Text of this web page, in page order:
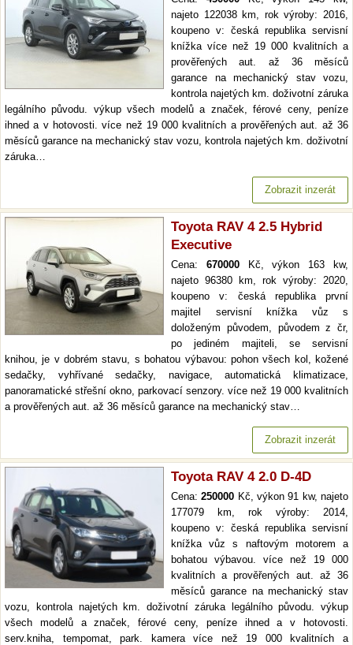
najeto 122038 km, rok výroby: 2016,
koupeno v: česká republika servisní
knížka více než 19 000 kvalitních a
prověřených aut. až 36 měsíců
garance na mechanický stav vozu,
kontrola najetých km. doživotní záruka
legálního původu. výkup všech modelů a značek, férové ceny, peníze
ihned a v hotovosti. více než 19 000 kvalitních a prověřených aut. až 36
měsíců garance na mechanický stav vozu, kontrola najetých km. doživotní
záruka…
Zobrazit inzerát
Toyota RAV 4 2.5 Hybrid
Executive
Cena: 670000Kč, výkon 163 kw,
najeto 96380 km, rok výroby: 2020,
koupeno v: česká republika první
majitel servisní knížka vůz s
doloženým původem, původem z čr,
po jediném majiteli, se servisní
knihou, je v dobrém stavu, s bohatou výbavou: pohon všech kol, kožené
sedačky, vyhřívané sedačky, navigace, automatická klimatizace,
panoramatické střešní okno, parkovací senzory. více než 19 000 kvalitních
a prověřených aut. až 36 měsíců garance na mechanický stav…
Zobrazit inzerát
Toyota RAV 4 2.0 D-4D
Cena:250000 Kč, výkon 91 kw, najeto
177079 km, rok výroby: 2014,
koupeno v: česká republika servisní
knížka vůz s naftovým motorem a
bohatou výbavou. více než 19 000
kvalitních a prověřených aut. až 36
měsíců garance na mechanický stav
vozu, kontrola najetých km. doživotní záruka legálního původu. výkup
všech modelů a značek, férové ceny, peníze ihned a v hotovosti.
serv.kniha, tempomat, park. kamera více než 19 000 kvalitních a